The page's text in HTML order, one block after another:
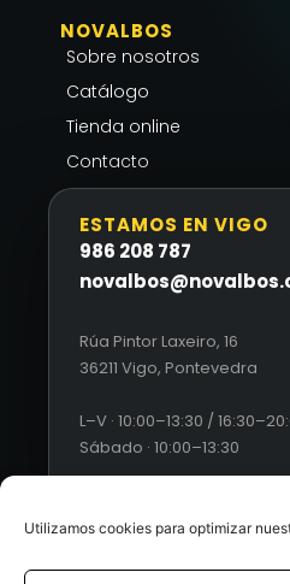
Utilizamos cookies para optimizar
NOVALBOS
Sobre nosotros
Catálogo
Tienda online
Contacto
ESTAMOS EN VIGO
986 208 787
Rúa Pintor Laxeiro, 16
36211 Vigo, Pontevedra
L–V · 10:00–13:30 /
Sábado · 10:00–13:30